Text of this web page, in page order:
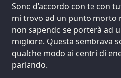
Sono d’accordo con te con
mi trovo ad un punto morto
non sapendo se porterà ad
migliore. Questa sembrava
qualche modo ai centri di
parlando.